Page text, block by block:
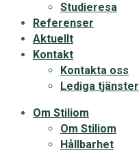
Studieresa
Referenser
Aktuellt
Kontakt
Kontakta oss
Lediga tjänster
Om Stiliom
Om Stiliom
Hållbarhet